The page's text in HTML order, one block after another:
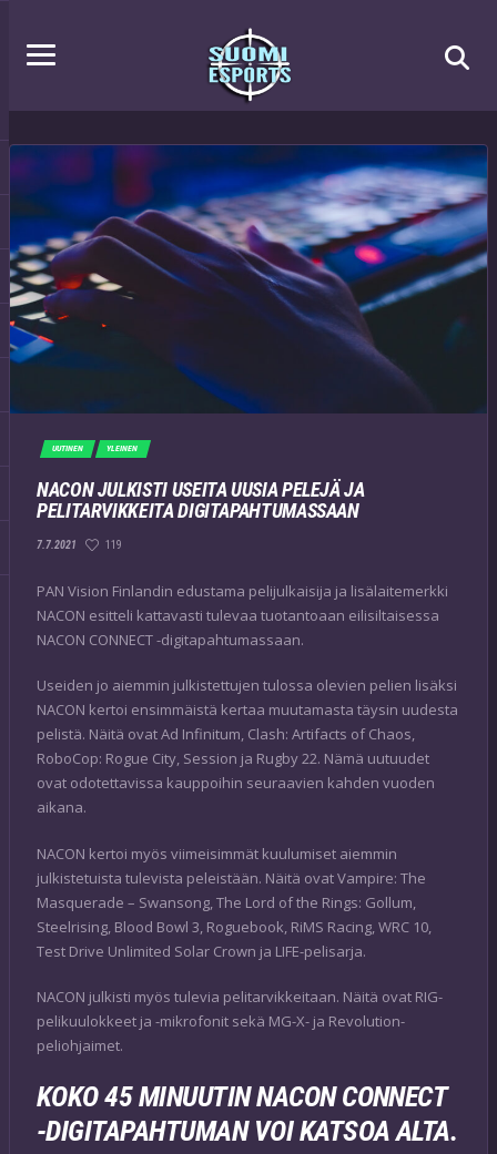
UUTINEN YLEINEN
NACON JULKISTI USEITA UUSIA PELEJÄ JA
PELITARVIKKEITA DIGITAPAHTUMASSAAN
7.7.2021 119
PAN Vision Finlandin edustama pelijulkaisija ja lisälaitemerkki
NACON esitteli kattavasti tulevaa tuotantoaan eilisiltaisessa
NACON CONNECT -digitapahtumassaan.
Useiden jo aiemmin julkistettujen tulossa olevien pelien lisäksi
NACON kertoi ensimmäistä kertaa muutamasta täysin uudesta
pelistä. Näitä ovat Ad Infinitum, Clash: Artifacts of Chaos,
RoboCop: Rogue City, Session ja Rugby 22. Nämä uutuudet
ovat odotettavissa kauppoihin seuraavien kahden vuoden
aikana.
NACON kertoi myös viimeisimmät kuulumiset aiemmin
julkistetuista tulevista peleistään. Näitä ovat Vampire: The
Masquerade – Swansong, The Lord of the Rings: Gollum,
Steelrising, Blood Bowl 3, Roguebook, RiMS Racing, WRC 10,
Test Drive Unlimited Solar Crown ja LIFE-pelisarja.
NACON julkisti myös tulevia pelitarvikkeitaan. Näitä ovat RIG-
pelikuulokkeet ja -mikrofonit sekä MG-X- ja Revolution-
peliohjaimet.
KOKO 45 MINUUTIN NACON CONNECT
-DIGITAPAHTUMAN VOI KATSOA ALTA.